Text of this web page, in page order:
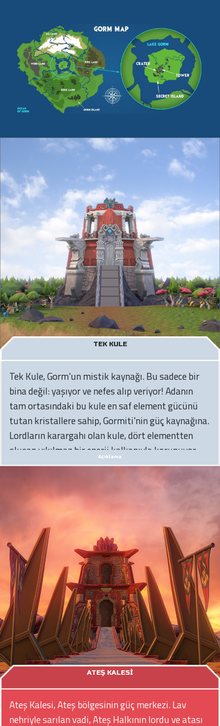
TEK KULE
Tek Kule, Gorm'un mistik kaynağı. Bu sadece bir
bina değil: yaşıyor ve nefes alıp veriyor! Adanın
tam ortasındaki bu kule en saf element gücünü
tutan kristallere sahip, Gormiti'nin güç kaynağına.
Lordların karargahı olan kule, dört elementten
oluşan yıkılmaz bir enerji kalkanıyla korunuyor.
Açıklama
ATEŞ KALESI
Ateş Kalesi, Ateş bölgesinin güç merkezi. Lav
nehriyle sarılan vadi, Ateş Halkının lordu ve atası